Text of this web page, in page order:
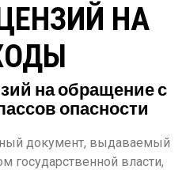
НА
на обращение с
опасности
документ, выдаваемый
государственной власти,